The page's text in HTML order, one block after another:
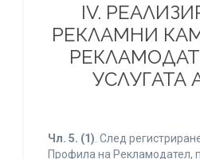
IV.
РЕКЛАМНИ
УСЛУГАТА
Чл. 5. (1). След
Профила на Рекламодател,